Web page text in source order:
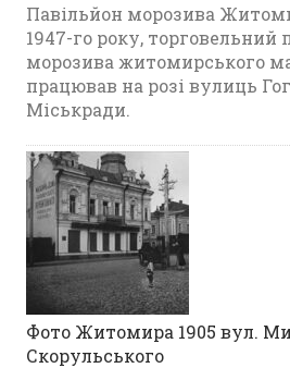
Павільйон морозива
1947-го року, торговельний
морозива житомирського
працював на розі вулиць
Міськради.
Фото Житомира 1905 вул.
Скорульського